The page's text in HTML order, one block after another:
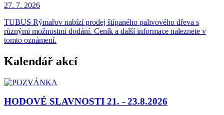
27. 7. 2026
TUBUS Rýmařov nabízí prodej štípaného palivového dřeva s
různými možnostmi dodání. Ceník a další informace naleznete v
tomto oznámení.
Kalendář akcí
HODOVÉ SLAVNOSTI 21. - 23.8.2026